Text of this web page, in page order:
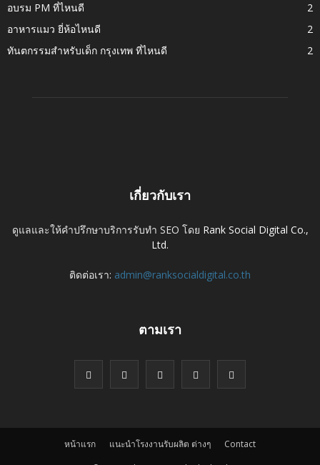
อบรม PM ที่ไหนดี
2
อาหารแมว ยี่ห้อไหนดี
2
ทันตกรรมสำหรับเด็ก กรุงเทพ ที่ไหนดี
2
เกี่ยวกับเรา
ดูแลและให้คำปรึกษาบริการรับทำ SEO โดย Rank Social Digital Co.,
Ltd.
ติดต่อเรา: admin@ranksocialdigital.co.th
ตามเรา
หน้าแรก แนะนำโรงงานรับผลิต ต่างๆ
Contact